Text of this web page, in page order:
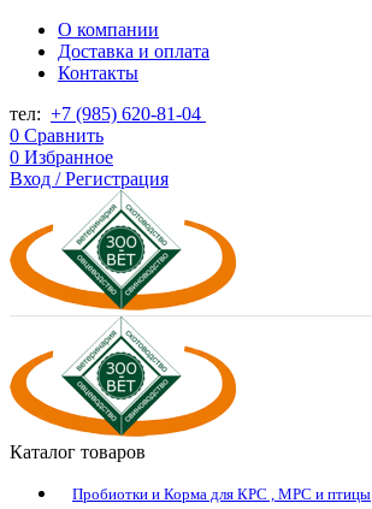
О компании
Доставка и оплата
Контакты
тел: +7 (985) 620-81-04
0 Сравнить
0 Избранное
Вход / Регистрация
Каталог товаров
Пробиотки и Корма для КРС , МРС и птицы